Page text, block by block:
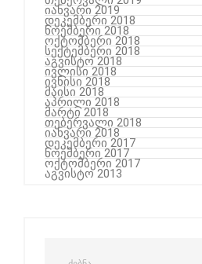
იანვარი 2019
დეკემბერი 2018
ნოემბერი 2018
ოქტომბერი 2018
სექტემბერი 2018
აგვისტო 2018
ივლისი 2018
ივნისი 2018
მაისი 2018
აპრილი 2018
მარტი 2018
თებერვალი 2018
იანვარი 2018
დეკემბერი 2017
ნოემბერი 2017
ოქტომბერი 2017
აგვისტო 2013